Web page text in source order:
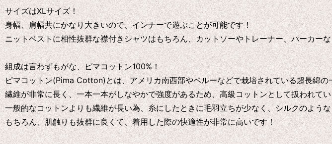
サイズはXLサイズ！
身幅、肩幅共にかなり大きいので、インナーで遊ぶことが可能です！
ニットベストに相性抜群な襟付きシャツはもちろん、カットソーやトレーナー、パーカー
組成は言わずもがな、ピマコットン100%！
ピマコットン(Pima Cotton)とは、アメリカ南西部やペルーなどで栽培されている超長綿の
繊維が非常に長く、一本一本がしなやかで強度があるため、高級コットンとして扱われて
一般的なコットンよりも繊維が長い為、糸にしたときに毛羽立ちが少なく、シルクのよう
もちろん、肌触りも抜群に良くて、着用した際の快適性が非常に高いです！